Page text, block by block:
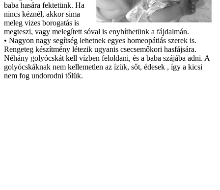
baba hasára fektetünk. Ha
nincs kéznél, akkor sima
meleg vizes borogatás is
megteszi, vagy melegített sóval is enyhíthetünk a fájdalmán.
• Nagyon nagy segítség lehetnek egyes homeopátiás szerek is.
Rengeteg készítmény létezik ugyanis csecsemőkori hasfájsára.
Néhány golyócskát kell vízben feloldani, és a baba szájába adni. A
golyócskáknak nem kellemetlen az ízük, sőt, édesek , így a kicsi
nem fog undorodni tőlük.